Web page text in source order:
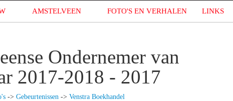
AMSTELVEEN FOTO'S EN VERHALEN LINKS
Ondernemer van
2017-2018 - 2017
-> Gebeurtenissen -> Venstra Boekhandel